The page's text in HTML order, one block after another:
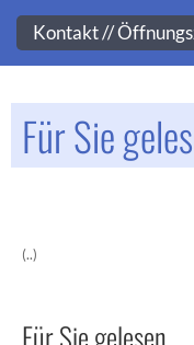
Kontakt
Für Sie
(..)
Für Sie gelesen
Kontakt //